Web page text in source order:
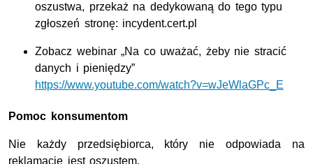
oszustwa, przekaż na dedykowaną do tego typu
zgłoszeń stronę: incydent.cert.pl
Zobacz webinar „Na co uważać, żeby nie stracić
danych i pieniędzy”
https://www.youtube.com/watch?v=wJeWlaGPc_E
Pomoc konsumentom
Nie każdy przedsiębiorca, który nie odpowiada na
reklamację jest oszustem.